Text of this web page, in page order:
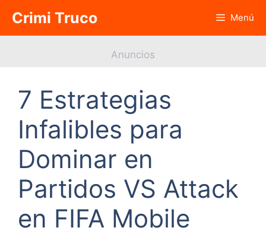
contenido
Crimi Truco Menú
Anuncios
7 Estrategias
Infalibles para
Dominar en
Partidos VS Attack
en FIFA Mobile